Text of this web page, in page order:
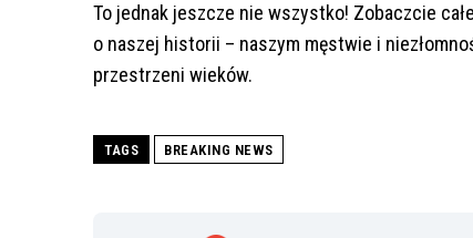
To jednak jeszcze nie wszystko! Zobaczcie
o naszej historii – naszym męstwie i
przestrzeni wieków.
TAGS BREAKING NEWS